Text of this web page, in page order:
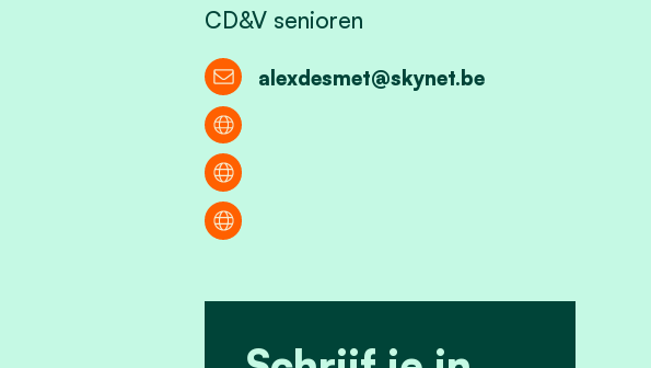
CD&V senioren
alexdesmet@skynet.be